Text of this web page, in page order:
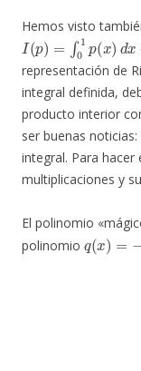
Hemos visto
I(p)=∫0 1p(x)dx
representación de
integral definida,
producto interior
ser buenas noticias:
integral. Para
multiplicaciones y
El polinomio
polinomio
q( x)=−x